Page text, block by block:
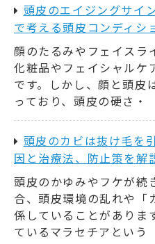
頭皮のエイジングサイ
で考える頭皮コンディシ
顔のたるみやフェイスラ
化粧品やフェイシャルケ
です。しかし、顔と頭皮
っており、頭皮の硬さ・
頭皮のカビは抜け毛を
因と治療法、防止策を解
頭皮のかゆみやフケが続
合、頭皮環境の乱れや「
係していることがありま
ているマラセチアという